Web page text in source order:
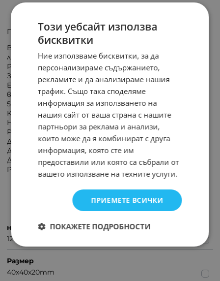
ПРОДУКТЪТ СЕ ДОСТАВЯ В СРОК ОТ 5 РАБОТНИ ДНИ!
Вентилатор SUNON MF40201V3-1000U-A99 с Vapo
лагер, 2 извода
Размери 40x40x20mm
Захранване 12V DC
Ефективност 10.69m3/h; Шум 16.5dBA; Скорост на
въртене
5000об./мин.
Конс. мощн. 460mW
Номинален ток 38mA
Работна температура -10...70°C
Допълнителни функции Авторестарт
Двигател за вентилатор DC без четки
Дължина на проводника 305mm
Работно напрежение 4.5...13.8V
ХАРАКТЕРИСТИКИ
напрежение (V)
12
Размер
40x40x20mm
Този уебсайт използва
бисквитки
Ние използваме бисквитки, за да
персонализираме съдържанието,
рекламите и да анализираме нашия
трафик. Също така споделяме
информация за използването на
нашия сайт от ваша страна с нашите
партньори за реклама и анализи,
които може да я комбинират с друга
информация, която сте им
предоставили или която са събрали от
вашето използване на техните услуги.
ПРИЕМЕТЕ ВСИЧКИ
ПОКАЖЕТЕ ПОДРОБНОСТИ